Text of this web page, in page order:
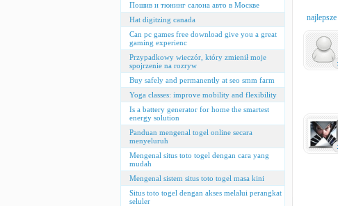
Пошив и тюнинг салона авто в Москве
Hat digitzing canada
Can pc games free download give you a great
gaming experienc
Przypadkowy wieczór, który zmienił moje
spojrzenie na rozryw
Buy safely and permanently at seo smm farm
Yoga classes: improve mobility and flexibility
Is a battery generator for home the smartest
energy solution
Panduan mengenal togel online secara
menyeluruh
Mengenal situs toto togel dengan cara yang
mudah
Mengenal sistem situs toto togel masa kini
Situs toto togel dengan akses melalui perangkat
seluler
najlepsze|